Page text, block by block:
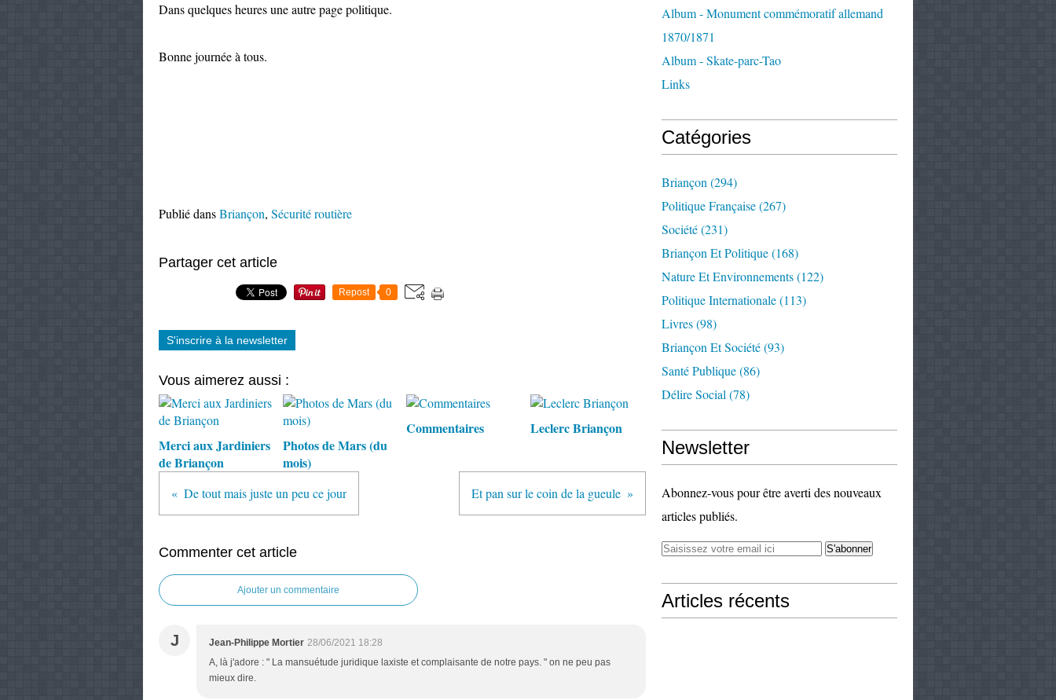
Dans quelques heures une autre page politique.
Bonne journée à tous.
Publié dansBriançon, Sécurité routière
Partager cet article
Repost 0
S'inscrire à la newsletter
Vous aimerez aussi :
Merci aux Jardiniers
de Briançon
Photos de Mars (du
mois)
Commentaires Leclerc Briançon
De tout mais juste un peu ce jour Et pan sur le coin de la gueule
Commenter cet article
Ajouter un commentaire
J Jean-Philippe Mortier 28/06/2021 18:28
A, là j'adore : " La mansuétude juridique laxiste et complaisante de notre pays. " on ne peu pas
mieux dire.
Album - Monument commémoratif allemand
1870/1871
Album - Skate-parc-Tao
Links
Catégories
Briançon (294)
Politique Française(267)
Société(231)
Briançon Et Politique(168)
Nature Et Environnements(122)
Politique Internationale(113)
Livres(98)
Briançon Et Société(93)
Santé Publique(86)
Délire Social (78)
Newsletter
Abonnez-vous pour être averti des nouveaux
articles publiés.
Articles récents